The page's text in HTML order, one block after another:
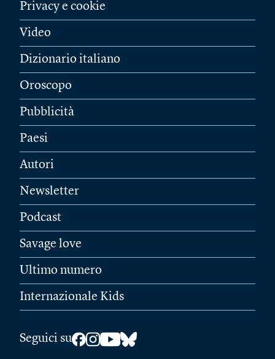
Privacy e cookie
Video
Dizionario italiano
Oroscopo
Pubblicità
Paesi
Autori
Newsletter
Podcast
Savage love
Ultimo numero
Internazionale Kids
Seguici su